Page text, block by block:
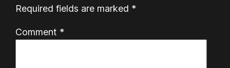
Required fields are marked *
Comment *